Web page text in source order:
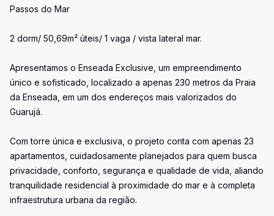
Passos do Mar
2 dorm/ 50,69m² úteis/ 1 vaga / vista lateral mar.
Apresentamos o Enseada Exclusive, um empreendimento
único e sofisticado, localizado a apenas 230 metros da Praia
da Enseada, em um dos endereços mais valorizados do
Guarujá.
Com torre única e exclusiva, o projeto conta com apenas 23
apartamentos, cuidadosamente planejados para quem busca
privacidade, conforto, segurança e qualidade de vida, aliando
tranquilidade residencial à proximidade do mar e à completa
infraestrutura urbana da região.